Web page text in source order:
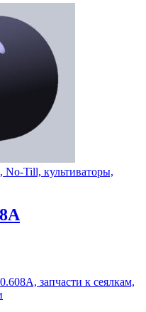
No-Till, культиваторы,
запчасти к сеялкам,